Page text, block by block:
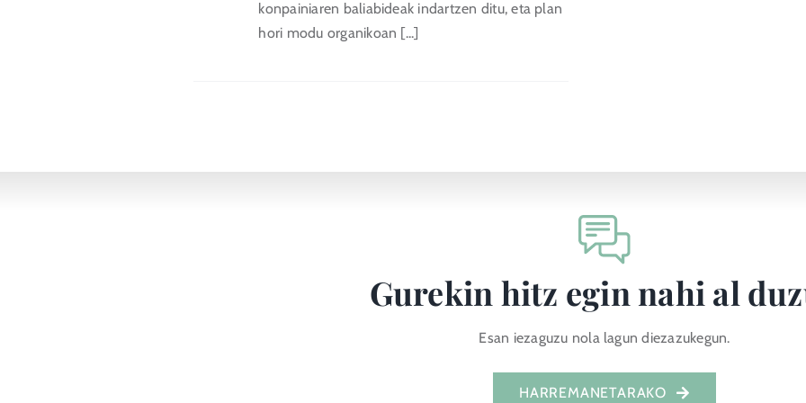
konpainiaren baliabideak indartzen ditu, eta plan
hori modu organikoan [...]
Gurekin hitz egin nahi al
Esan iezaguzu nola lagun diezazukegun.
HARREMANETARAKO